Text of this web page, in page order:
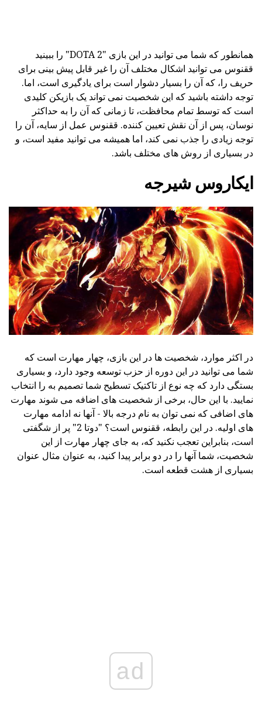
همانطور که شما می توانید در این بازی "DOTA 2" را ببینید
ققنوس می توانید اشکال مختلف آن را غیر قابل پیش بینی برای
حریف را، که آن را بسیار دشوار است برای یادگیری است، اما.
توجه داشته باشید که این شخصیت نمی تواند یک بازیکن کلیدی
است که توسط تمام محافظت، تا زمانی که آن را به حداکثر
نوسان، پس از آن نقش تعیین کننده. ققنوس عمل از سایه، آن را
توجه زیادی را جذب نمی کند، اما همیشه می توانید مفید است، و
در بسیاری از روش های مختلف باشد.
ایکاروس شیرجه
در اکثر موارد، شخصیت ها در این بازی، چهار مهارت است که
شما می توانید در این دوره از حزب توسعه وجود دارد، و بسیاری
بستگی دارد که چه نوع از تاکتیک تسطیح شما تصمیم به را انتخاب
نمایید. با این حال، برخی از شخصیت های اضافه می شوند مهارت
های اضافی که نمی توان به نام درجه بالا - آنها نه ادامه مهارت
های اولیه. در این رابطه، ققنوس است؟ "دوتا 2" پر از شگفتی
است، بنابراین تعجب نکنید که، به جای چهار مهارت از این
شخصیت، شما آنها را در دو برابر پیدا کنید، به عنوان مثال عنوان
بسیاری از هشت قطعه است.
ad